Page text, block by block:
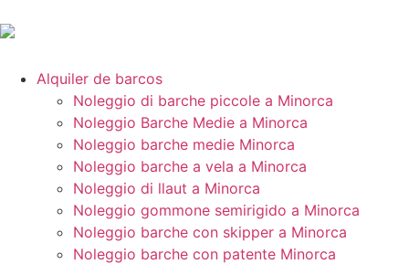
Alquiler de barcos
Noleggio di barche piccole a Minorca
Noleggio Barche Medie a Minorca
Noleggio barche medie Minorca
Noleggio barche a vela a Minorca
Noleggio di llaut a Minorca
Noleggio gommone semirigido a Minorca
Noleggio barche con skipper a Minorca
Noleggio barche con patente Minorca